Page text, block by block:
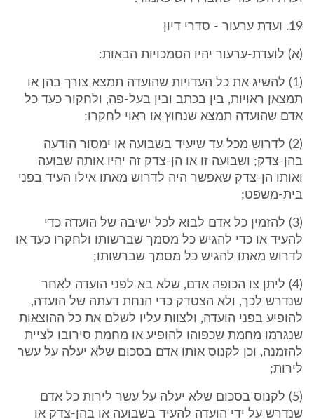
19. ועדת ערעור - סדרי דיון
(א) לועדת-ערעור יהיו הסמכויות הבאות:
(1) להשיג את כל העדויות שהועדה תמצא צורך בהן או
תמצאן ראויות, בין בכתב ובין בעל-פה, ולחקור כעד כל
אדם שהועדה תמצא שנחוץ או ראוי לחקרו;
(2) לדרוש מכל עד שיעיד בשבועה או ימסור הודעה
בהן-צדק; ושבועה זו או הן-צדק זה יהיו אותה שבועה
ואותו הן-צדק שאפשר היה לדרוש מאתו אילו העיד בפני
בית-משפט;
(3) להזמין כל אדם לבוא לכל ישיבה של הועדה כדי
להעיד או כדי להגיש כל מסמך שברשותו ולחקרו כעד או
לדרוש מאתו להגיש כל מסמך שברשותו;
(4) ליתן צו הכופה אדם, שלא בא לפני הועדה לאחר
שנדרש לכך, ולא הצטדק כדי הנחת דעתה של הועדה,
להופיע בפני הועדה, ולצוות עליו לשלם את כל ההוצאות
שנגרמו מחמת שכפוהו להופיע או מחמת סירובו לציית
להזמנה, וכן לקנוס אותו אדם בסכום שלא יעלה על עשר
לירות;
(5) לקנוס בסכום שלא יעלה על עשר לירות כל אדם
שנדרש על ידי הועדה להעיד בשבועה או בהן-צדק או